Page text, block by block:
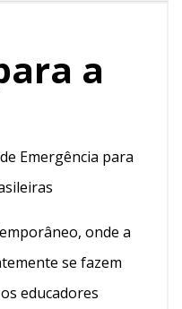
a
Emergência para
onde a
se fazem
educadores